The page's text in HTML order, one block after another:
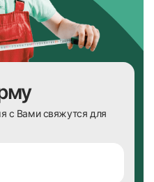
с Вами свяжутся для